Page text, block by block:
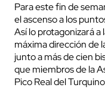
Para este fin de
el ascenso a los
Así lo protagonizará a
máxima dirección de
junto a más de cien
que miembros de la
Pico Real del